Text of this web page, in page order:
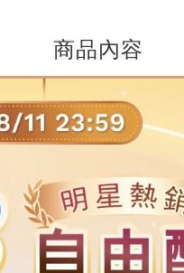
商品內容